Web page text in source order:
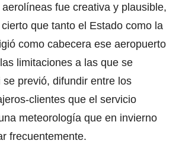
fue creativa y plausible,
que tanto el Estado como la
como cabecera ese aeropuerto
limitaciones a las que se
se previó, difundir entre los
clientes que el servicio
meteorología que en invierno
frecuentemente.